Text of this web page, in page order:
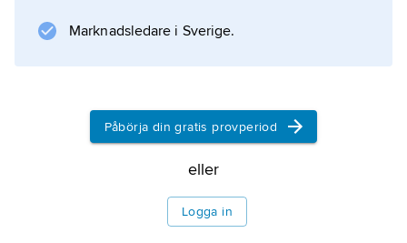
Marknadsledare i Sverige.
Påbörja din gratis provperiod
eller
Logga in